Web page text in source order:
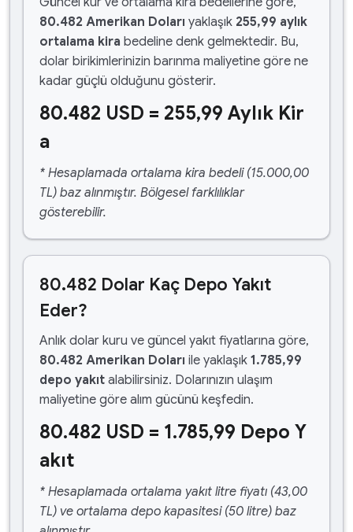
80.482 Amerikan Doları yaklaşık 255,99 aylık
ortalama kira bedeline denk gelmektedir. Bu,
dolar birikimlerinizin barınma maliyetine göre ne
kadar güçlü olduğunu gösterir.
80.482 USD = 255,99 Aylık Kir
a
* Hesaplamada ortalama kira bedeli (15.000,00
TL) baz alınmıştır. Bölgesel farklılıklar
gösterebilir.
80.482 Dolar Kaç Depo Yakıt
Eder?
Anlık dolar kuru ve güncel yakıt fiyatlarına göre,
80.482 Amerikan Doları ile yaklaşık 1.785,99
depo yakıt alabilirsiniz. Dolarınızın ulaşım
maliyetine göre alım gücünü keşfedin.
80.482 USD = 1.785,99 Depo Y
akıt
* Hesaplamada ortalama yakıt litre fiyatı (43,00
TL) ve ortalama depo kapasitesi (50 litre) baz